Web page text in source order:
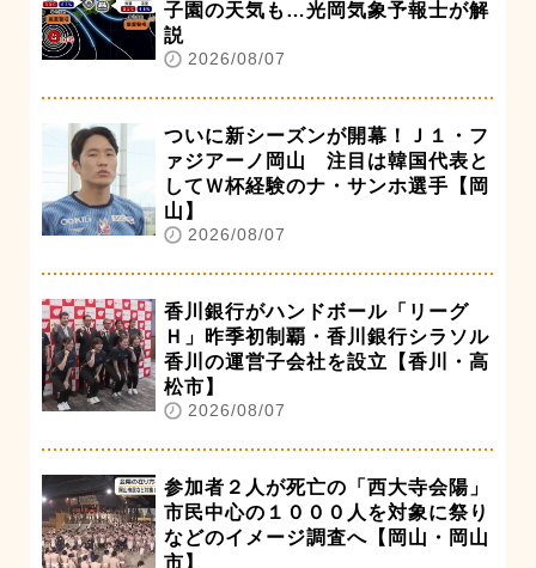
子園の天気も…光岡気象予報士が解
説
2026/08/07
ついに新シーズンが開幕！Ｊ１・フ
ァジアーノ岡山 注目は韓国代表と
してＷ杯経験のナ・サンホ選手【岡
山】
2026/08/07
香川銀行がハンドボール「リーグ
Ｈ」昨季初制覇・香川銀行シラソル
香川の運営子会社を設立【香川・高
松市】
2026/08/07
参加者２人が死亡の「西大寺会陽」
市民中心の１０００人を対象に祭り
などのイメージ調査へ【岡山・岡山
市】